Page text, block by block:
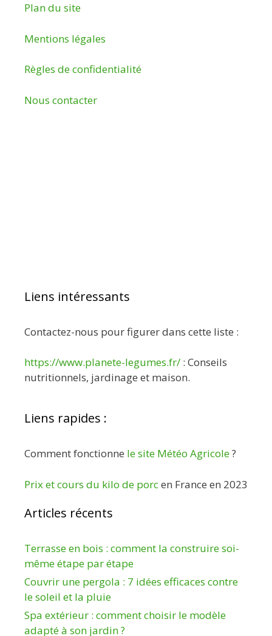
Plan du site
Mentions légales
Règles de confidentialité
Nous contacter
Liens intéressants
Contactez-nous pour figurer dans cette liste :
https://www.planete-legumes.fr/ : Conseils
nutritionnels, jardinage et maison.
Liens rapides :
Comment fonctionne le site Météo Agricole?
Prix et cours du kilo de porcen France en 2023
Articles récents
Terrasse en bois : comment la construire soi-
même étape par étape
Couvrir une pergola : 7 idées efficaces contre
le soleil et la pluie
Spa extérieur : comment choisir le modèle
adapté à son jardin ?